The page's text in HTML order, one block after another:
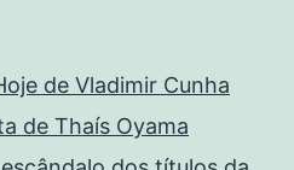
de Vladimir Cunha
de Thaís Oyama